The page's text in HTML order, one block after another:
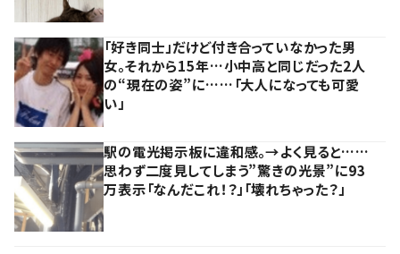
「好き同士」だけど付き合っていなかった男
女。それから15年…小中高と同じだった2人
の“現在の姿”に……「大人になっても可愛
い」
駅の電光掲示板に違和感。→よく見ると……
思わず二度見してしまう”驚きの光景”に93
万表示「なんだこれ！？」「壊れちゃった？」